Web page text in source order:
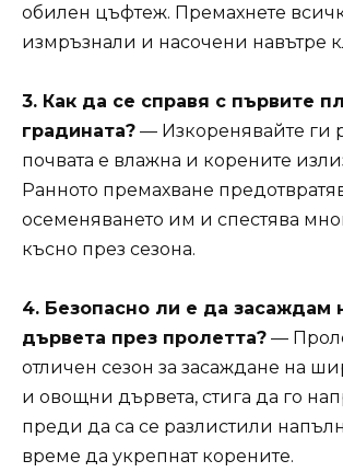
обилен цъфтеж. Премахнете
измръзнали и насочени навътре
3. Как да се справя с първите
градината? — Изкоренявайте ги
почвата е влажна и корените
Ранното премахване
осеменяването им и спестява
късно през сезона.
4. Безопасно ли е да засаждам
дървета през пролетта? —
отличен сезон за засаждане на
и овощни дървета, стига да го
преди да са се разлистили
време да укрепнат корените.